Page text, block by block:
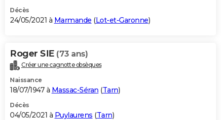
Décès
24/05/2021 à Marmande (Lot-et-Garonne)
Roger SIE (73 ans)
Créer une cagnotte obsèques
Naissance
18/07/1947 à Massac-Séran (Tarn)
Décès
04/05/2021 à Puylaurens (Tarn)